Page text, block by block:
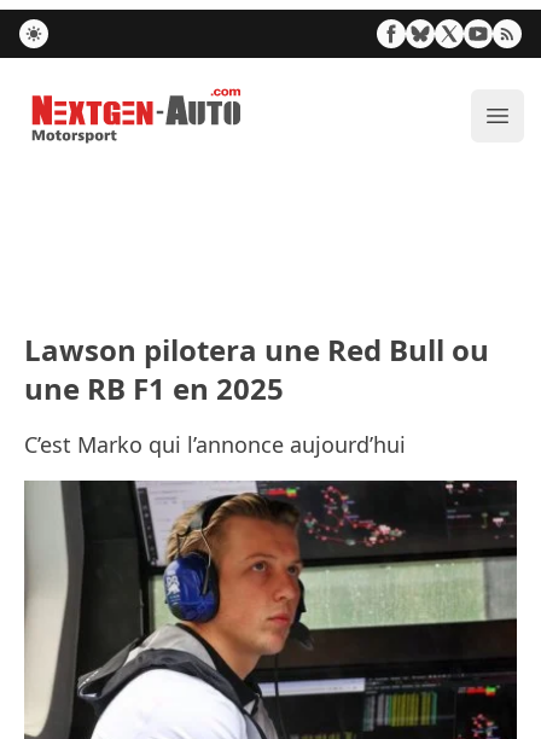
Nextgen-Auto.com
Lawson pilotera une Red Bull ou
une RB F1 en 2025
C’est Marko qui l’annonce aujourd’hui